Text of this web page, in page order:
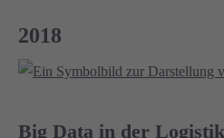
2018
Big Data in der